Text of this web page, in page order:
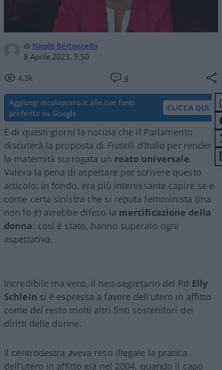
di Nicolò Bertoncello
8 Aprile 2023, 5:50
4.3k 4
Aggiungi nicolaporro.it alle tue fonti
preferite su Google
CLICCA QUI
È di questi giorni la notizia che il Parlamento
discuterà la proposta di Fratelli d’Italia per rendere
la maternità surrogata un reato universale.
Valeva la pena di aspettare per scrivere questo
articolo: in fondo, era più interessante capire se e
come certa sinistra che si reputa femminista (ma
non lo è) avrebbe difeso la mercificazione della
donna: così è stato, hanno superato ogni
aspettativa.
Incredibile ma vero, il neo-segretario del Pd Elly
Schlein si è espressa a favore dell’utero in affitto
come del resto molti altri finti sostenitori dei
diritti delle donne.
Il centrodestra aveva reso illegale la pratica
dell’utero in affitto già nel 2004, quando il capo